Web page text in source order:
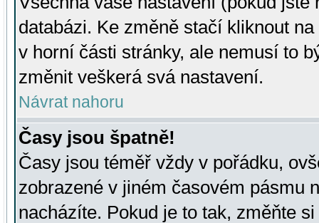
databázi. Ke změně stačí kliknout
v horní části stránky, ale nemusí to
změnit veškerá svá nastavení.
Návrat nahoru
Časy jsou špatně!
Časy jsou téměř vždy v pořádku,
zobrazené v jiném časovém pásmu
nacházíte. Pokud je to tak, změňte